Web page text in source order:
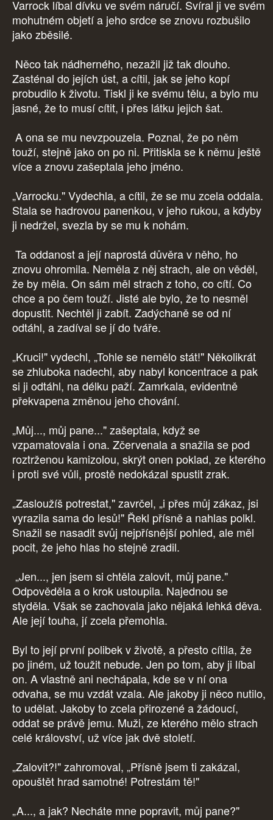
Varrock líbal dívku ve svém náručí. Svíral ji ve svém
mohutném objetí a jeho srdce se znovu rozbušilo
jako zběsilé.
Něco tak nádherného, nezažil již tak dlouho.
Zasténal do jejích úst, a cítil, jak se jeho kopí
probudilo k životu. Tiskl ji ke svému tělu, a bylo mu
jasné, že to musí cítit, i přes látku jejich šat.
A ona se mu nevzpouzela. Poznal, že po něm
touží, stejně jako on po ni. Přitiskla se k němu ještě
více a znovu zašeptala jeho jméno.
„Varrocku." Vydechla, a cítil, že se mu zcela oddala.
Stala se hadrovou panenkou, v jeho rukou, a kdyby
ji nedržel, svezla by se mu k nohám.
Ta oddanost a její naprostá důvěra v něho, ho
znovu ohromila. Neměla z něj strach, ale on věděl,
že by měla. On sám měl strach z toho, co cítí. Co
chce a po čem touží. Jisté ale bylo, že to nesměl
dopustit. Nechtěl ji zabít. Zadýchaně se od ní
odtáhl, a zadíval se jí do tváře.
„Kruci!" vydechl, „Tohle se nemělo stát!" Několikrát
se zhluboka nadechl, aby nabyl koncentrace a pak
si ji odtáhl, na délku paží. Zamrkala, evidentně
překvapena změnou jeho chování.
„Můj..., můj pane..." zašeptala, když se
vzpamatovala i ona. Zčervenala a snažila se pod
roztrženou kamizolou, skrýt onen poklad, ze kterého
i proti své vůli, prostě nedokázal spustit zrak.
„Zasloužíš potrestat," zavrčel, „i přes můj zákaz, jsi
vyrazila sama do lesů!" Řekl přísně a nahlas polkl.
Snažil se nasadit svůj nejpřísnější pohled, ale měl
pocit, že jeho hlas ho stejně zradil.
„Jen..., jen jsem si chtěla zalovit, můj pane."
Odpověděla a o krok ustoupila. Najednou se
styděla. Však se zachovala jako nějaká lehká děva.
Ale její touha, jí zcela přemohla.
Byl to její první polibek v životě, a přesto cítila, že
po jiném, už toužit nebude. Jen po tom, aby ji líbal
on. A vlastně ani nechápala, kde se v ní ona
odvaha, se mu vzdát vzala. Ale jakoby ji něco nutilo,
to udělat. Jakoby to zcela přirozené a žádoucí,
oddat se právě jemu. Muži, ze kterého mělo strach
celé království, už více jak dvě století.
„Zalovit?!" zahromoval, „Přísně jsem ti zakázal,
opouštět hrad samotné! Potrestám tě!"
„A..., a jak? Necháte mne popravit, můj pane?"